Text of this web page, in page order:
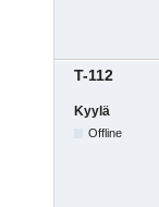
T-112
Kyylä
Offline